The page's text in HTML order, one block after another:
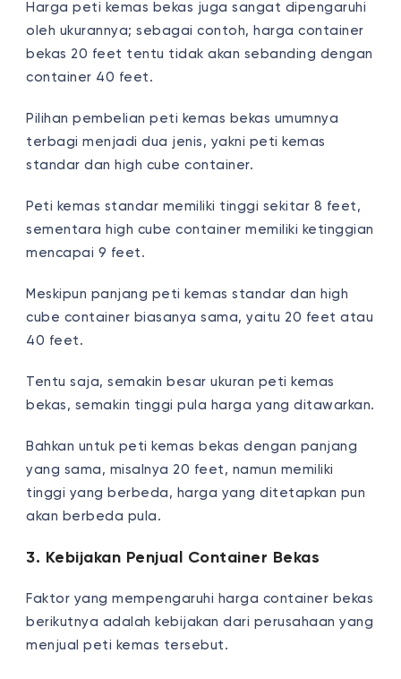
Harga peti kemas bekas juga sangat dipengaruhi
oleh ukurannya; sebagai contoh, harga container
bekas 20 feet tentu tidak akan sebanding dengan
container 40 feet.
Pilihan pembelian peti kemas bekas umumnya
terbagi menjadi dua jenis, yakni peti kemas
standar dan high cube container.
Peti kemas standar memiliki tinggi sekitar 8 feet,
sementara high cube container memiliki ketinggian
mencapai 9 feet.
Meskipun panjang peti kemas standar dan high
cube container biasanya sama, yaitu 20 feet atau
40 feet.
Tentu saja, semakin besar ukuran peti kemas
bekas, semakin tinggi pula harga yang ditawarkan.
Bahkan untuk peti kemas bekas dengan panjang
yang sama, misalnya 20 feet, namun memiliki
tinggi yang berbeda, harga yang ditetapkan pun
akan berbeda pula.
3. Kebijakan Penjual Container Bekas
Faktor yang mempengaruhi harga container bekas
berikutnya adalah kebijakan dari perusahaan yang
menjual peti kemas tersebut.